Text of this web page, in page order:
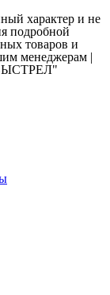
характер и не
подробной
товаров и
менеджерам |